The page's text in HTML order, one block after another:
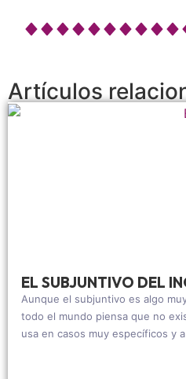
Artículos
EL SUBJUNTIVO DEL
Aunque el subjuntivo es algo
todo el mundo piensa que no
usa en casos muy específicos y